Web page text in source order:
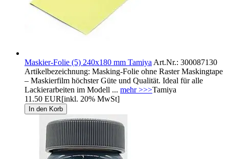
Maskier-Folie (5) 240x180 mm Tamiya Art.Nr.: 300087130
Artikelbezeichnung: Masking-Folie ohne Raster Maskingtape
– Maskierfilm höchster Güte und Qualität. Ideal für alle
Lackierarbeiten im Modell ... mehr >>>Tamiya
11.50 EUR[inkl. 20% MwSt]